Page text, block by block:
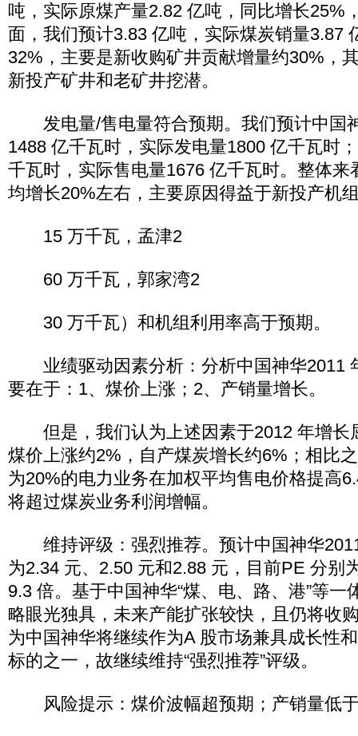
吨，实际原煤产量2.82 亿吨，同比增长25%
面，我们预计3.83 亿吨，实际煤炭销量3.87
32%，主要是新收购矿井贡献增量约30%，
新投产矿井和老矿井挖潜。
发电量/售电量符合预期。我们预计中国
1488 亿千瓦时，实际发电量1800 亿千瓦时
千瓦时，实际售电量1676 亿千瓦时。整体来
均增长20%左右，主要原因得益于新投产机
15 万千瓦，孟津2
60 万千瓦，郭家湾2
30 万千瓦）和机组利用率高于预期。
业绩驱动因素分析：分析中国神华2011
要在于：1、煤价上涨；2、产销量增长。
但是，我们认为上述因素于2012 年增长
煤价上涨约2%，自产煤炭增长约6%；相比
为20%的电力业务在加权平均售电价格提高
将超过煤炭业务利润增幅。
维持评级：强烈推荐。预计中国神华
为2.34 元、2.50 元和2.88 元，目前PE 分别
9.3 倍。基于中国神华“煤、电、路、港”等一
略眼光独具，未来产能扩张较快，且仍将收
为中国神华将继续作为A 股市场兼具成长性
标的之一，故继续维持“强烈推荐”评级。
风险提示：煤价波幅超预期；产销量低